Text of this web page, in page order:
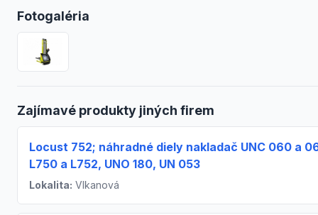
Fotogaléria
Zajímavé produkty jiných firem
Locust 752; náhradné diely nakladač UNC 060 a
L750 a L752, UNO 180, UN 053
Lokalita: Vlkanová